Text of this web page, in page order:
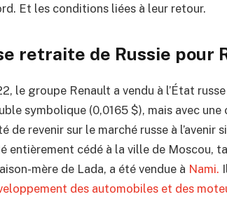
Et les conditions liées à leur retour.
retraite de Russie pour
le groupe Renault a vendu à l’État
symbolique (0,0165 $), mais avec
revenir sur le marché russe à l’avenir
entièrement cédé à la ville de Moscou,
mère de Lada, a été vendue à Nami.
des automobiles et des